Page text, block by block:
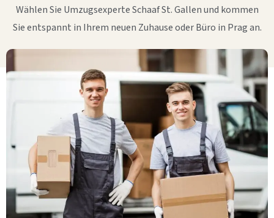
Wählen Sie Umzugsexperte Schaaf St. Gallen und kommen
Sie entspannt in Ihrem neuen Zuhause oder Büro in Prag an.